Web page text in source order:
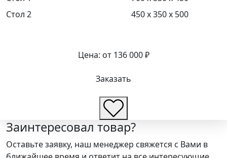
Стол 2
450 x 350 x 500
Цена: от 136 000 ₽
Заказать
Заинтересовал товар?
Оставьте заявку, наш менеджер свяжется с Вами в